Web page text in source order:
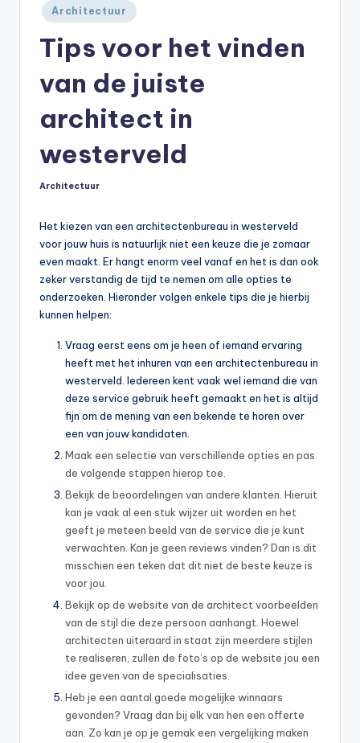
Geplaatst
in
Architectuur
Tips voor het vinden
van de juiste
architect in
westerveld
Geplaatst
Architectuur
Het kiezen van een architectenbureau in westerveld
voor jouw huis is natuurlijk niet een keuze die je zomaar
even maakt. Er hangt enorm veel vanaf en het is dan ook
zeker verstandig de tijd te nemen om alle opties te
onderzoeken. Hieronder volgen enkele tips die je hierbij
kunnen helpen:
Vraag eerst eens om je heen of iemand ervaring
heeft met het inhuren van een architectenbureau in
westerveld. Iedereen kent vaak wel iemand die van
deze service gebruik heeft gemaakt en het is altijd
fijn om de mening van een bekende te horen over
een van jouw kandidaten.
Maak een selectie van verschillende opties en pas
de volgende stappen hierop toe.
Bekijk de beoordelingen van andere klanten. Hieruit
kan je vaak al een stuk wijzer uit worden en het
geeft je meteen beeld van de service die je kunt
verwachten. Kan je geen reviews vinden? Dan is dit
misschien een teken dat dit niet de beste keuze is
voor jou.
Bekijk op de website van de architect voorbeelden
van de stijl die deze persoon aanhangt. Hoewel
architecten uiteraard in staat zijn meerdere stijlen
te realiseren, zullen de foto’s op de website jou een
idee geven van de specialisaties.
Heb je een aantal goede mogelijke winnaars
gevonden? Vraag dan bij elk van hen een offerte
aan. Zo kan je op je gemak een vergelijking maken